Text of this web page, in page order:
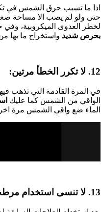
اذا ما تسبب حرق الشمس في
حتى ولو لم يصب الا مساحة
لخطر العدوى الميكروبية، وفي
بحرص شديد واستخراج ما بها
12. لا تكرر الخطأ مرتين:
في المرة القادمة التي تذهب
الواقي من الشمس كما عليك
الماء ضع واقي الشمس مرة
13. لا تنسى استخدام مرطب البشرة: